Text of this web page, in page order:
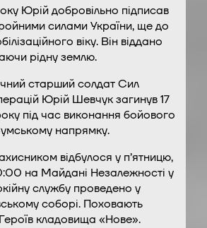
Юрій добровільно підписав
силами України, ще до
віку. Він віддано
рідну землю.
старший солдат Сил
Юрій Шевчук загинув 17
під час виконання бойового
напрямку.
відбулося у п’ятницю,
на Майдані Незалежності у
службу проведено у
соборі. Поховають
кладовища «Нове».